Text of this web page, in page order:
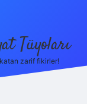
Tüyoları
zarif fikirler!